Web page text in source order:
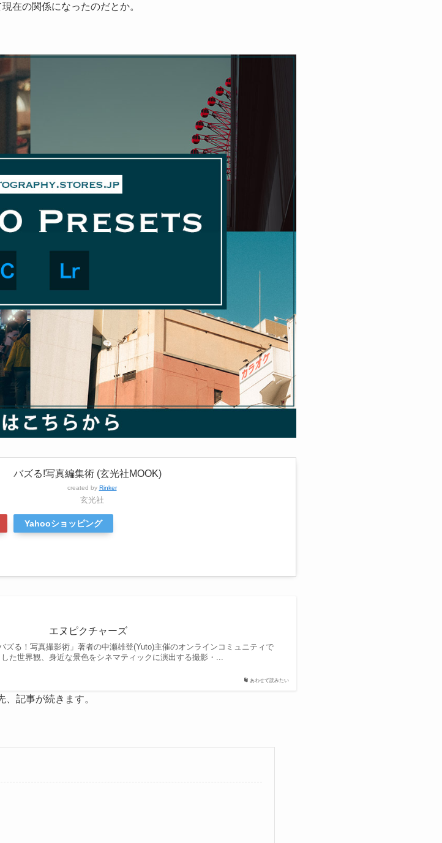
在の関係になったのだとか。
バズる!写真編集術 (玄光社MOOK)
created by Rinker
玄光社
Yahooショッピング
あわせて読みたい
エヌピクチャーズ
ズる！写真撮影術」著者の中瀬雄登(Yuto)主催のオンラインコミュニティで
た世界観、身近な景色をシネマティックに演出する撮影・...
、記事が続きます。